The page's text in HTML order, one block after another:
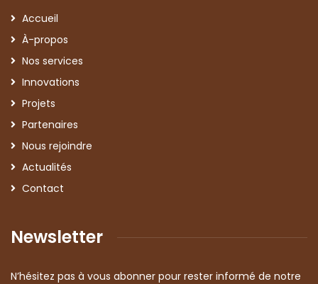
Accueil
À-propos
Nos services
Innovations
Projets
Partenaires
Nous rejoindre
Actualités
Contact
Newsletter
N’hésitez pas à vous abonner pour rester informé de notre